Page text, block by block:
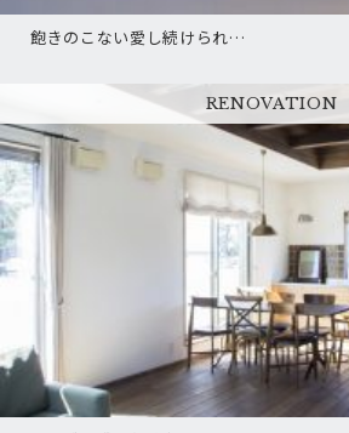
飽きのこない愛し続けられ…
RENOVATION